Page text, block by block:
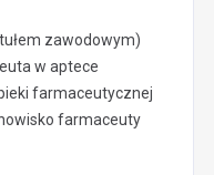
zawodowym)
w aptece
farmaceutycznej
farmaceuty